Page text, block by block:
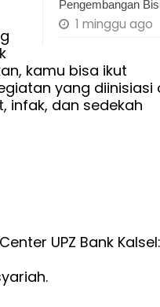
Pengembangan
1 minggu ago
kamu bisa ikut
yang diinisiasi
infak, dan sedekah
UPZ Bank Kalsel: